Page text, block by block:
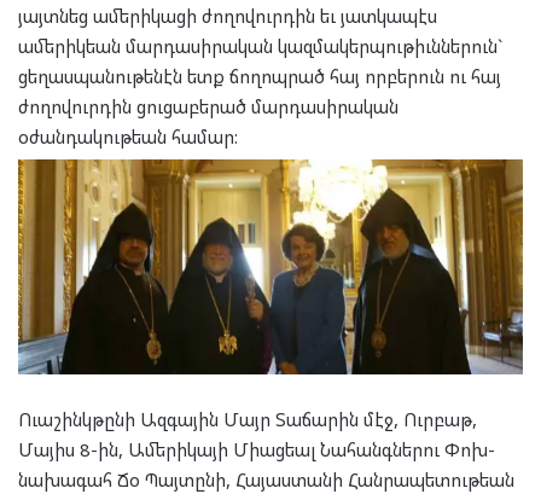
յայտնեց ամերիկացի ժողովուրդին եւ յատկապէս
ամերիկեան մարդասիրական կազմակերպութիւններուն`
ցեղասպանութենէն ետք ճողոպրած հայ որբերուն ու հայ
ժողովուրդին ցուցաբերած մարդասիրական
օժանդակութեան համար:
Ուաշինկթընի Ազգային Մայր Տաճարին մէջ, Ուրբաթ,
Մայիս 8-ին, Ամերիկայի Միացեալ Նահանգներու Փոխ-
նախագահ Ճօ Պայտընի, Հայաստանի Հանրապետութեան